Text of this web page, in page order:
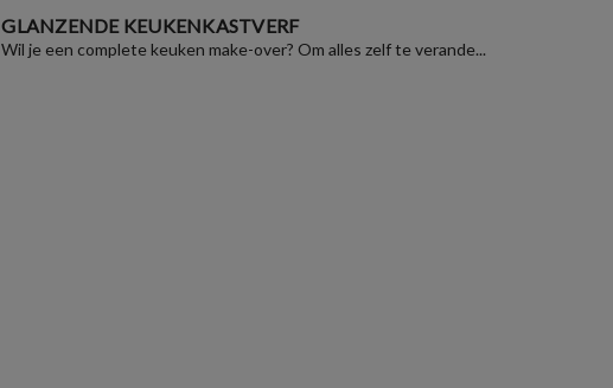
GLANZENDE KEUKENKASTVERF
Wil je een complete keuken make-over? Om alles zelf te verande...